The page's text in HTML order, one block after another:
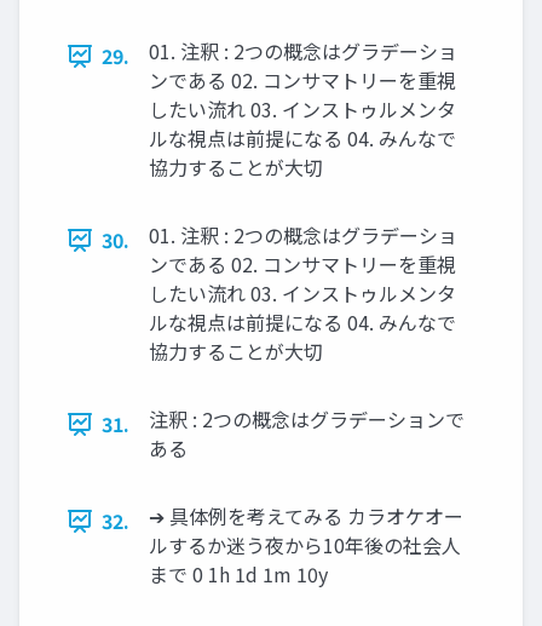
29.
01. 注釈 : 2つの概念はグラデーショ
ンである 02. コンサマトリーを重視
したい流れ 03. インストゥルメンタ
ルな視点は前提になる 04. みんなで
協力することが大切
30.
01. 注釈 : 2つの概念はグラデーショ
ンである 02. コンサマトリーを重視
したい流れ 03. インストゥルメンタ
ルな視点は前提になる 04. みんなで
協力することが大切
31.
注釈 : 2つの概念はグラデーションで
ある
32.
➔ 具体例を考えてみる カラオケオー
ルするか迷う夜から10年後の社会人
まで 0 1h 1d 1m 10y